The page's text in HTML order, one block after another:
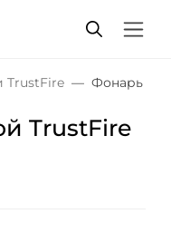
TrustFire Фонарь
TrustFire